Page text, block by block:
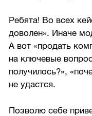
Ребята! Во всех
доволен». Иначе
А вот «продать
на ключевые
получилось?»,
не удастся.
Позволю себе